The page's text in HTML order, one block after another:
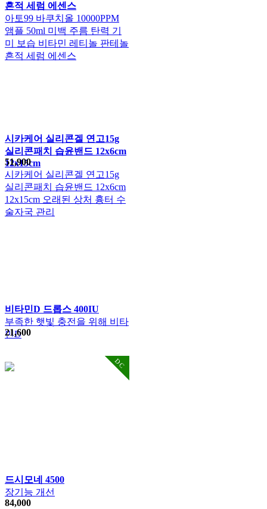
흔적 세럼 에센스
아토99 바쿠치올 10000PPM
앰플 50ml 미백 주름 탄력 기
미 보습 비타민 레티놀 판테놀
흔적 세럼 에센스
시카케어 실리콘겔 연고15g
실리콘패치 습윤밴드 12x6cm
12x15cm
시카케어 실리콘겔 연고15g
실리콘패치 습윤밴드 12x6cm
12x15cm 오래된 상처 흉터 수
술자국 관리
51,900
비타민D 드롭스 400IU
부족한 햇빛 충전을 위해 비타
민D
21,600
DC
드시모네 4500
장기능 개선
84,000